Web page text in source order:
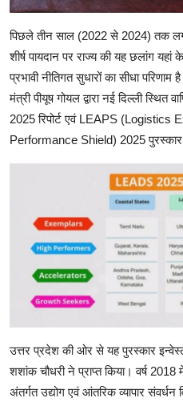
पिछले तीन साल (2022 से 2024) तक
शीर्ष पायदान पर राज्य की यह छलांग
प्रभावी नीतिगत सुधारों का सीधा
मंत्री पीयूष गोयल द्वारा नई दिल्ली
2025 रिपोर्ट एवं LEAPS
Performance Shield) 2025 पुरस्कार
उत्तर प्रदेश की ओर से यह पुरस्कार
शशांक चौधरी ने प्राप्त किया। वर्ष
अंतर्गत उद्योग एवं आंतरिक व्यापार संवर्धन